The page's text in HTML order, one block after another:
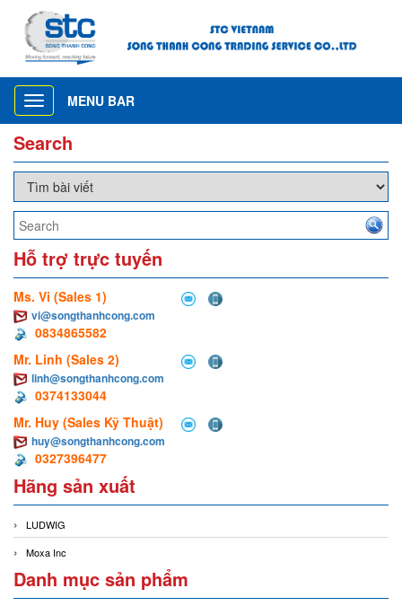
Toggle
navigation
MENU BAR
Search
Hỗ trợ trực tuyến
Ms. Vi (Sales 1)
vi@songthanhcong.com
0834865582
Mr. Linh (Sales 2)
linh@songthanhcong.com
0374133044
Mr. Huy (Sales Kỹ Thuật)
huy@songthanhcong.com
0327396477
Hãng sản xuất
LUDWIG
Moxa Inc
Danh mục sản phẩm